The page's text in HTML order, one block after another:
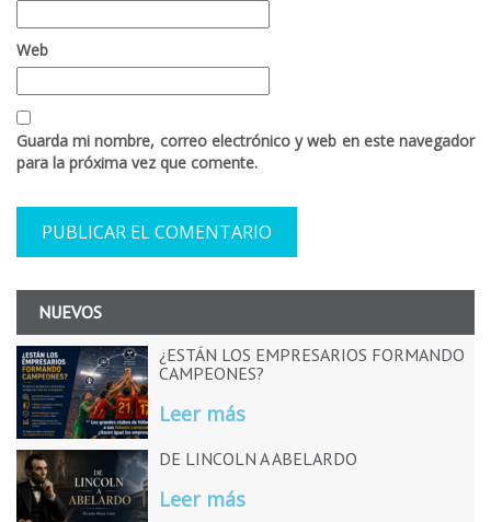
Web
Guarda mi nombre, correo electrónico y web en este navegador
para la próxima vez que comente.
NUEVOS
¿ESTÁN LOS EMPRESARIOS FORMANDO
CAMPEONES?
Leer más
DE LINCOLN A ABELARDO
Leer más